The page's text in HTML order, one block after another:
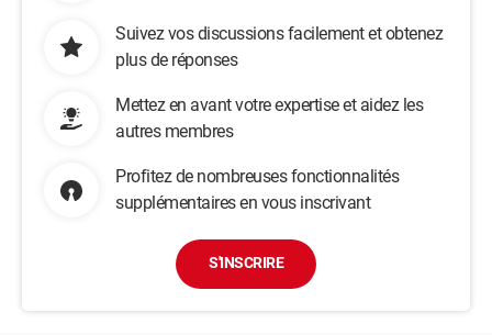
Suivez vos discussions facilement et obtenez
plus de réponses
Mettez en avant votre expertise et aidez les
autres membres
Profitez de nombreuses fonctionnalités
supplémentaires en vous inscrivant
S'INSCRIRE